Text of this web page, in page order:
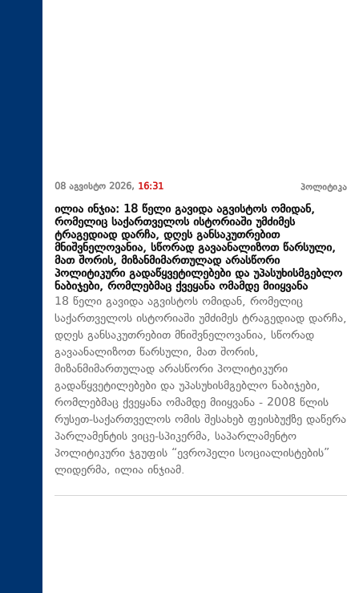
08 აგვისტო 2026, 16:31 პოლიტიკა
ილია ინჯია: 18 წელი გავიდა აგვისტოს ომიდან,
რომელიც საქართველოს ისტორიაში უმძიმეს
ტრაგედიად დარჩა, დღეს განსაკუთრებით
მნიშვნელოვანია, სწორად გავაანალიზოთ წარსული,
მათ შორის, მიზანმიმართულად არასწორი
პოლიტიკური გადაწყვეტილებები და უპასუხისმგებლო
ნაბიჯები, რომლებმაც ქვეყანა ომამდე მიიყვანა
18 წელი გავიდა აგვისტოს ომიდან, რომელიც
საქართველოს ისტორიაში უმძიმეს ტრაგედიად დარჩა,
დღეს განსაკუთრებით მნიშვნელოვანია, სწორად
გავაანალიზოთ წარსული, მათ შორის,
მიზანმიმართულად არასწორი პოლიტიკური
გადაწყვეტილებები და უპასუხისმგებლო ნაბიჯები,
რომლებმაც ქვეყანა ომამდე მიიყვანა - 2008 წლის
რუსეთ-საქართველოს ომის შესახებ ფეისბუქზე დაწერა
პარლამენტის ვიცე-სპიკერმა, საპარლამენტო
პოლიტიკური ჯგუფის “ევროპელი სოციალისტების”
ლიდერმა, ილია ინჯიამ.